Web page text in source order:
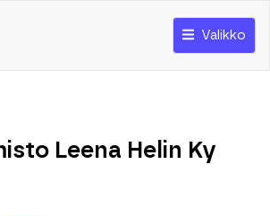
Valikko
Leena Helin Ky